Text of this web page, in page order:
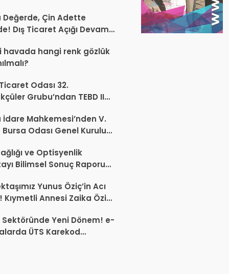
Çin Adette
Dış Ticaret Açığı Devam
havada hangi renk gözlük
Odası 32.
Grubu’ndan TEBD II
açıklaması
İdare Mahkemesi’nden V.
Odası Genel Kurulu
ve Optisyenlik
Bilimsel Sonuç Raporu
Yunus Öziç’in Acı
Kıymetli Annesi Zaika Öziç
Yeni Dönem! e-
ÜTS Karekod